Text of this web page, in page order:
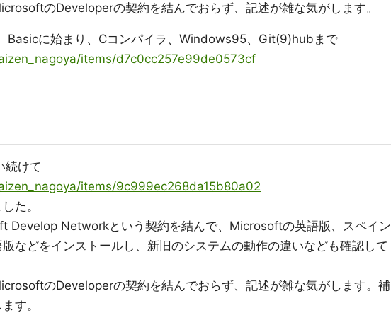
のDeveloperの契約を結んでおらず、記述が雑な気がします。
に始まり、Cコンパイラ、Windows95、Git(9)hubまで
items/d7c0cc257e99de0573cf
続けて
items/9c999ec268da15b80a02
た。
Develop Networkという契約を結んで、Microsoftの英語版、スペイン
などをインストールし、新旧のシステムの動作の違いなども確認して
のDeveloperの契約を結んでおらず、記述が雑な気がします。補
す。